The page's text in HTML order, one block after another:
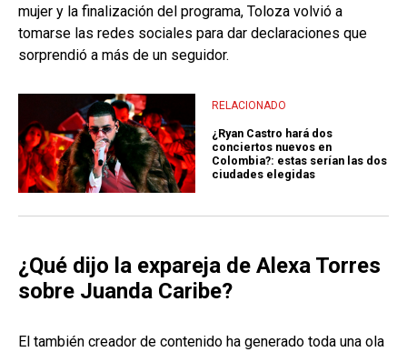
mujer y la finalización del programa, Toloza volvió a
tomarse las redes sociales para dar declaraciones que
sorprendió a más de un seguidor.
RELACIONADO
¿Ryan Castro hará dos
conciertos nuevos en
Colombia?: estas serían las dos
ciudades elegidas
¿Qué dijo la expareja de Alexa Torres
sobre Juanda Caribe?
El también creador de contenido ha generado toda una ola